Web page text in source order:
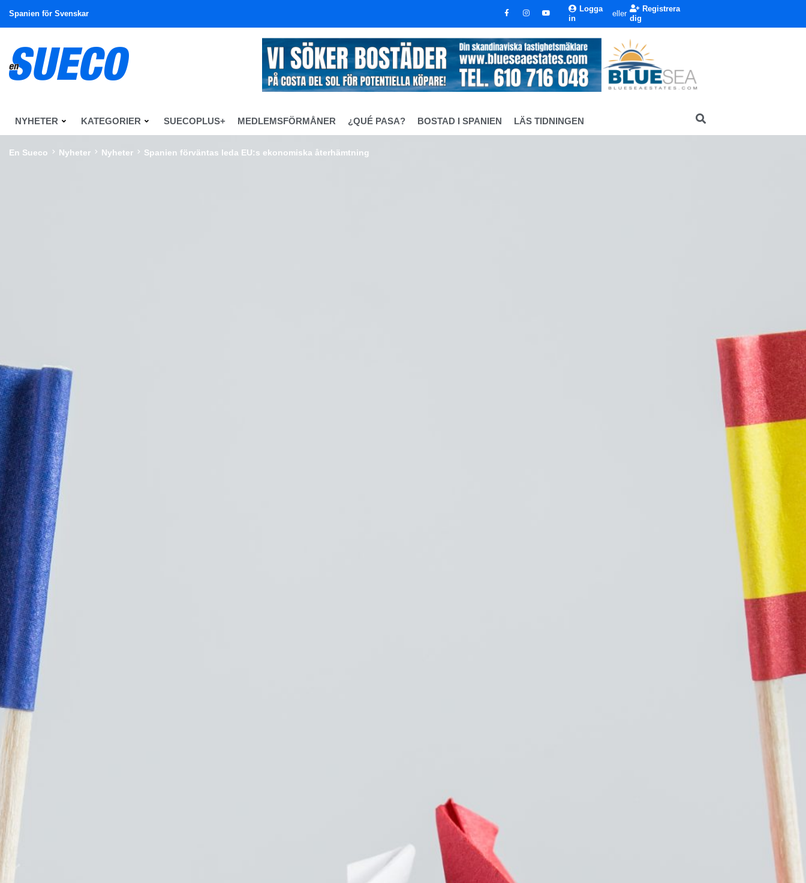
Spanien för Svenskar
Logga
in
eller
Registrera
dig
NYHETER KATEGORIER SUECOPLUS+ MEDLEMSFÖRMÅNER ¿QUÉ PASA? BOSTAD I SPANIEN LÄS TIDNINGEN
En Sueco Nyheter Nyheter Spanien förväntas leda EU:s ekonomiska återhämtning